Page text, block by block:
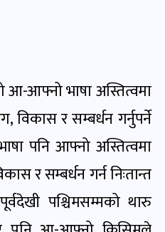
आ-आफ्नो भाषा अस्तित्वमा
विकास र सम्बर्धन गर्नुपर्ने
पनि आफ्नो अस्तित्वमा
र सम्बर्धन गर्न निःतान्त
पश्चिमसम्मको थारु